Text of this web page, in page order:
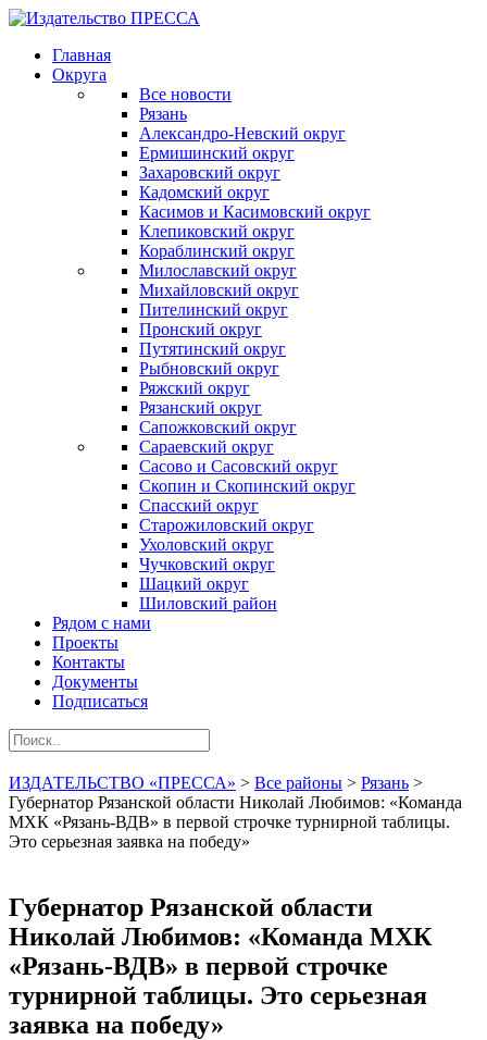
Главная
Округа
Все новости
Рязань
Александро-Невский округ
Ермишинский округ
Захаровский округ
Кадомский округ
Касимов и Касимовский округ
Клепиковский округ
Кораблинский округ
Милославский округ
Михайловский округ
Пителинский округ
Пронский округ
Путятинский округ
Рыбновский округ
Ряжский округ
Рязанский округ
Сапожковский округ
Сараевский округ
Сасово и Сасовский округ
Скопин и Скопинский округ
Спасский округ
Старожиловский округ
Ухоловский округ
Чучковский округ
Шацкий округ
Шиловский район
Рядом с нами
Проекты
Контакты
Документы
Подписаться
ИЗДАТЕЛЬСТВО «ПРЕССА» > Все районы > Рязань >
Губернатор Рязанской области Николай Любимов: «Команда
МХК «Рязань-ВДВ» в первой строчке турнирной таблицы.
Это серьезная заявка на победу»
Губернатор Рязанской области
Николай Любимов: «Команда МХК
«Рязань-ВДВ» в первой строчке
турнирной таблицы. Это серьезная
заявка на победу»